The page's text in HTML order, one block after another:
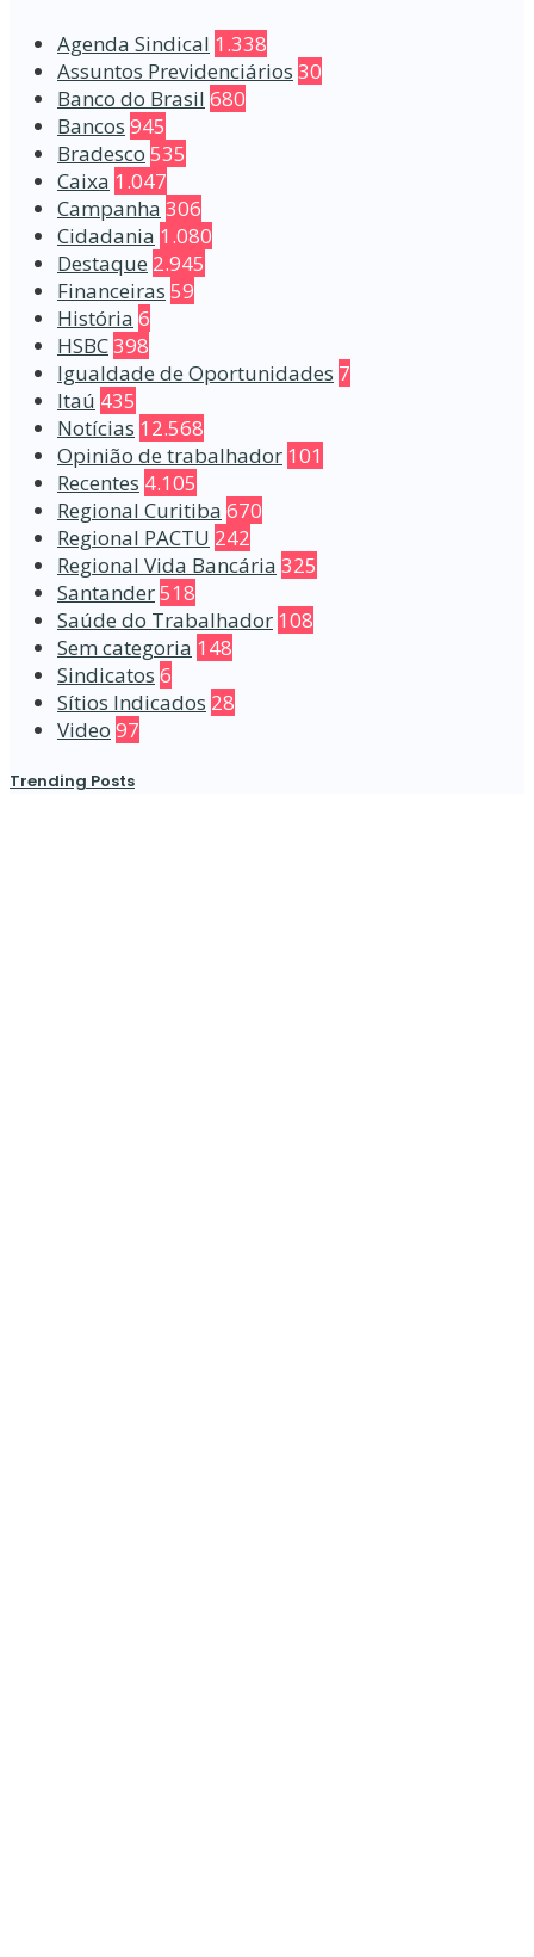
Agenda Sindical 1.338
Assuntos Previdenciários 30
Banco do Brasil 680
Bancos 945
Bradesco 535
Caixa 1.047
Campanha 306
Cidadania 1.080
Destaque 2.945
Financeiras 59
História 6
HSBC398
Igualdade de Oportunidades 7
Itaú 435
Notícias 12.568
Opinião de trabalhador 101
Recentes 4.105
Regional Curitiba 670
Regional PACTU 242
Regional Vida Bancária 325
Santander518
Saúde do Trabalhador 108
Sem categoria 148
Sindicatos 6
Sítios Indicados 28
Video 97
Trending Posts